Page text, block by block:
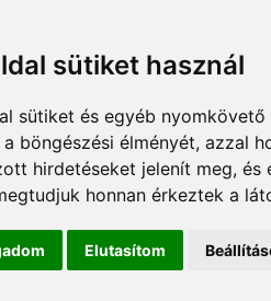
sütiket használ
sütiket és egyéb
a böngészési élményét, azzal
hirdetéseket jelenít meg,
honnan érkeztek a
Elutasítom